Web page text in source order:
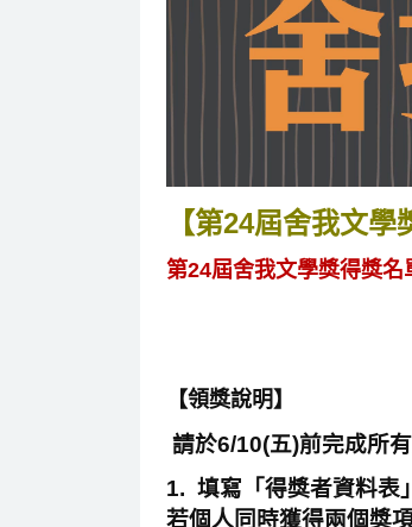
【第24屆舍我文學
第24屆舍我文學獎得獎名
【領獎說明】
請於6/10(五)前完成所
1. 填寫「得獎者資料表
若個人同時獲得兩個獎